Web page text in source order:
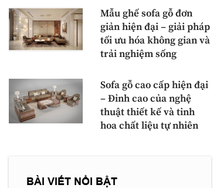
Mẫu ghế sofa gỗ đơn
giản hiện đại – giải pháp
tối ưu hóa không gian và
trải nghiệm sống
Sofa gỗ cao cấp hiện đại
– Đỉnh cao của nghệ
thuật thiết kế và tinh
hoa chất liệu tự nhiên
BÀI VIẾT NỔI BẬT